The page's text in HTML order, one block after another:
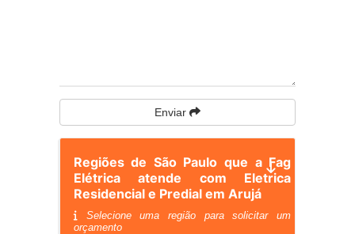
Enviar
Regiões de São Paulo que a Fag
Elétrica atende com Eletrica
Residencial e Predial em Arujá
Selecione uma região para solicitar um
orçamento